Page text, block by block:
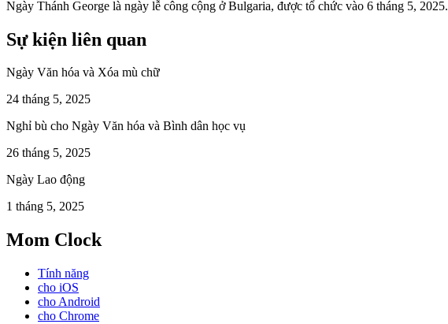
Ngày Thánh George là ngày lễ công cộng ở Bulgaria, được tổ chức vào 6 tháng 5, 2025.
Sự kiện liên quan
Ngày Văn hóa và Xóa mù chữ
24 tháng 5, 2025
Nghỉ bù cho Ngày Văn hóa và Bình dân học vụ
26 tháng 5, 2025
Ngày Lao động
1 tháng 5, 2025
Mom Clock
Tính năng
cho iOS
cho Android
cho Chrome